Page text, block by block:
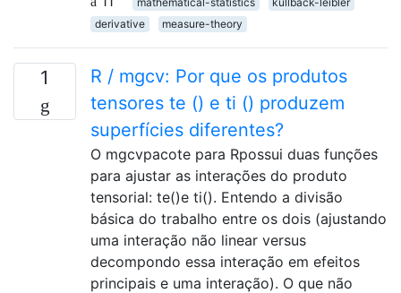
derivative
measure-theory
1
R / mgcv: Por que os produtos
tensores te () e ti () produzem
superfícies diferentes?
O mgcvpacote para Rpossui duas funções
para ajustar as interações do produto
tensorial: te()e ti(). Entendo a divisão
básica do trabalho entre os dois (ajustando
uma interação não linear versus
decompondo essa interação em efeitos
principais e uma interação). O que não